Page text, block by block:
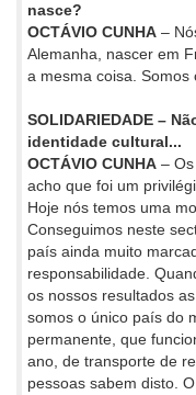
nasce?
OCTÁVIO CUNHA –
Alemanha, nascer em
a mesma coisa. Somos
SOLIDARIEDADE –
identidade cultural...
OCTÁVIO CUNHA –
acho que foi um
Hoje nós temos uma
Conseguimos neste
país ainda muito
responsabilidade.
os nossos resultados
somos o único país do
permanente, que
ano, de transporte de
pessoas sabem disto.